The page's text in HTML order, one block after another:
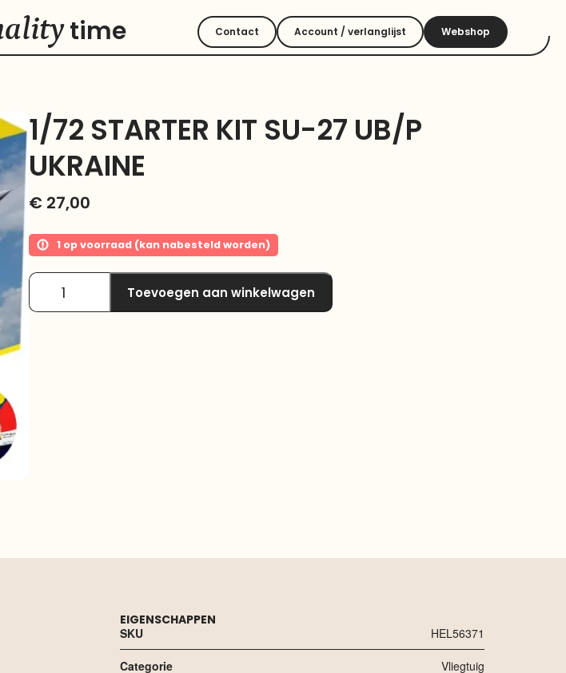
time Contact Account / verlanglijst Webshop
1/72 STARTER KIT SU-27 UB/P
UKRAINE
€ 27,00
1 op voorraad (kan nabesteld worden)
Toevoegen aan winkelwagen
EIGENSCHAPPEN
SKU
HEL56371
Categorie Vliegtuig